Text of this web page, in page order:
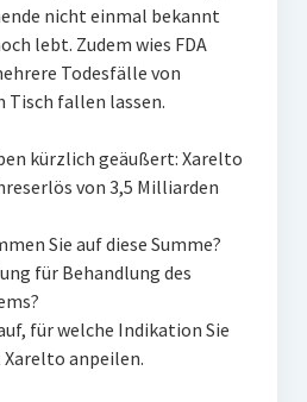
nicht einmal bekannt
lebt. Zudem wies FDA
Todesfälle von
Tisch fallen lassen.
kürzlich geäußert: Xarelto
von 3,5 Milliarden
Sie auf diese Summe?
für Behandlung des
für welche Indikation Sie
anpeilen.